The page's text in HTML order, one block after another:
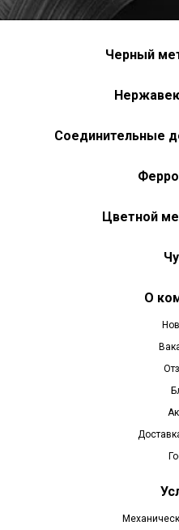
Черный
Соединительные
Цветной
О